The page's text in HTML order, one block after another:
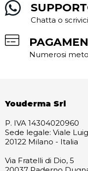
Chatta o
Numerosi
Youderma Srl
P. IVA 14304020960
Sede legale: Viale
20122 Milano - Italia
Via Fratelli di Dio, 5